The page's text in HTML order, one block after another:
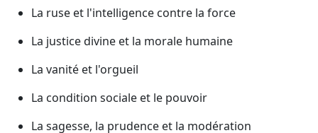
La ruse et l'intelligence contre la force
La justice divine et la morale humaine
La vanité et l'orgueil
La condition sociale et le pouvoir
La sagesse, la prudence et la modération